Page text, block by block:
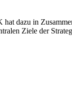
dazu in
Ziele der